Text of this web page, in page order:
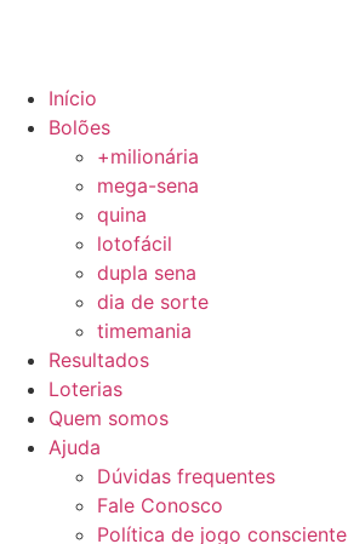
Início
Bolões
+milionária
mega-sena
quina
lotofácil
dupla sena
dia de sorte
timemania
Resultados
Loterias
Quem somos
Ajuda
Dúvidas frequentes
Fale Conosco
Política de jogo consciente